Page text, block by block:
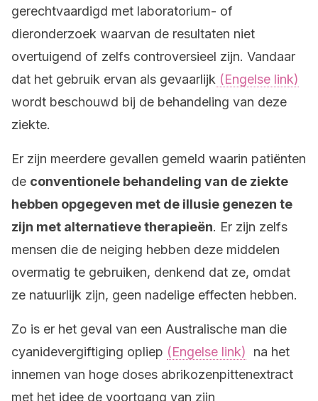
gerechtvaardigd met laboratorium- of
dieronderzoek waarvan de resultaten niet
overtuigend of zelfs controversieel zijn. Vandaar
dat het gebruik ervan als gevaarlijk (Engelse link)
wordt beschouwd bij de behandeling van deze
ziekte.
Er zijn meerdere gevallen gemeld waarin patiënten
de conventionele behandeling van de ziekte
hebben opgegeven met de illusie genezen te
zijn met alternatieve therapieën. Er zijn zelfs
mensen die de neiging hebben deze middelen
overmatig te gebruiken, denkend dat ze, omdat
ze natuurlijk zijn, geen nadelige effecten hebben.
Zo is er het geval van een Australische man die
cyanidevergiftiging opliep (Engelse link) na het
innemen van hoge doses abrikozenpittenextract
met het idee de voortgang van zijn